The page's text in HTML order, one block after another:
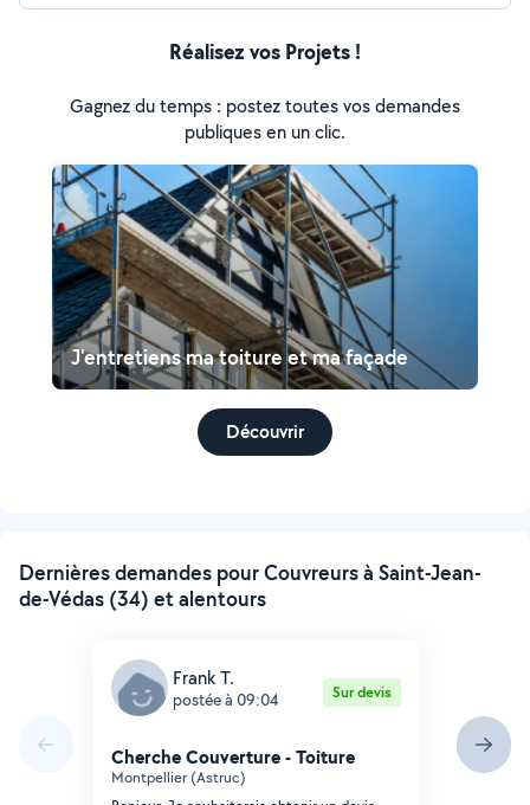
Réalisez vos Projets !
Gagnez du temps : postez toutes vos demandes
publiques en un clic.
J'entretiens ma toiture et ma façade
Découvrir
Dernières demandes pour Couvreurs à Saint-Jean-
de-Védas (34) et alentours
Frank T.
postée à 09:04 Sur devis
Cherche Couverture - Toiture
Montpellier (Astruc)